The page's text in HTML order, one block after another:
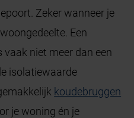
Zeker wanneer je
Een
niet meer dan een
isolatiewaarde
koudebruggen
je woning én je